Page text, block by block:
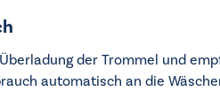
der Trommel und
automatisch an die